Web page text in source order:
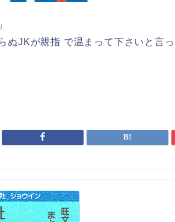
ぬJKが親指 で温まって下さいと言